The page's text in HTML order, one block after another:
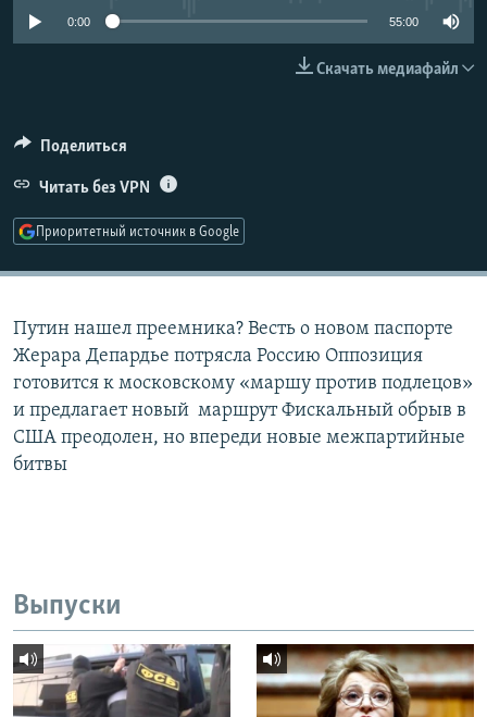
РАСПИСАНИЕ ВЕЩАНИЯ
0:00 55:00
Скачать медиафайл
Поделиться
Читать без VPN
Приоритетный источник в Google
Путин нашел преемника? Весть о новом паспорте
Жерара Депардье потрясла Россию Оппозиция
готовится к московскому «маршу против подлецов»
и предлагает новый маршрут Фискальный обрыв в
США преодолен, но впереди новые межпартийные
битвы
Выпуски